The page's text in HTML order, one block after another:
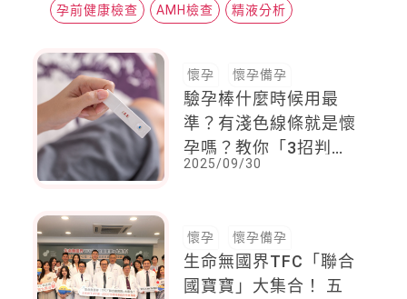
孕前健康檢查 AMH檢查 精液分析
懷孕 懷孕備孕
驗孕棒什麼時候用最
準？有淺色線條就是懷
孕嗎？教你「3招判
讀」才對
2025/09/30
懷孕 懷孕備孕
生命無國界TFC「聯合
國寶寶」大集合！ 五